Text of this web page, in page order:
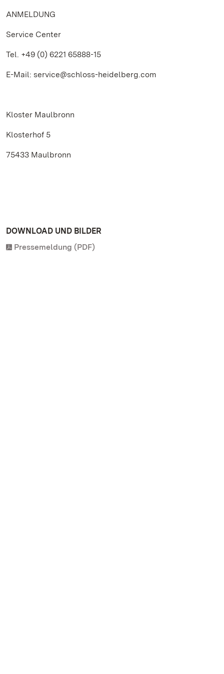
ANMELDUNG
Service Center
Tel. +49 (0) 6221 65888-15
E-Mail: service@schloss-heidelberg.com
Kloster Maulbronn
Klosterhof 5
75433 Maulbronn
DOWNLOAD UND BILDER
Pressemeldung (PDF)